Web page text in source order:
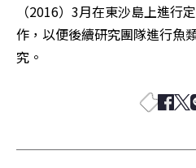
（2016）3月在東沙島上進行
作，以便後續研究團隊進行魚
究。